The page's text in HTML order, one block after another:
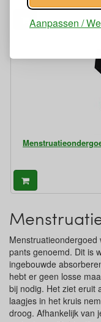
Aanpassen /
pants genoemd. Dit is
ingebouwde
hebt er geen losse
bij nodig. Het ziet eruit
laagjes in het kruis
droog. Afhankelijk van